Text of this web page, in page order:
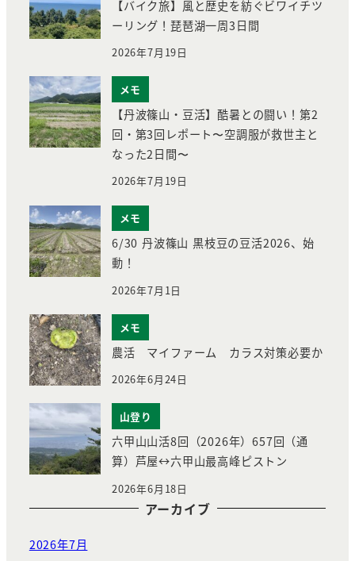
【バイク旅】風と歴史を紡ぐビワイチツ
ーリング！琵琶湖一周3日間
2026年7月19日
メモ
【丹波篠山・豆活】酷暑との闘い！第2
回・第3回レポート〜空調服が救世主と
なった2日間〜
2026年7月19日
メモ
6/30 丹波篠山 黒枝豆の豆活2026、始
動！
2026年7月1日
メモ
農活 マイファーム カラス対策必要か
2026年6月24日
山登り
六甲山山活8回（2026年）657回（通
算）芦屋↔︎六甲山最高峰ピストン
2026年6月18日
アーカイブ
2026年7月